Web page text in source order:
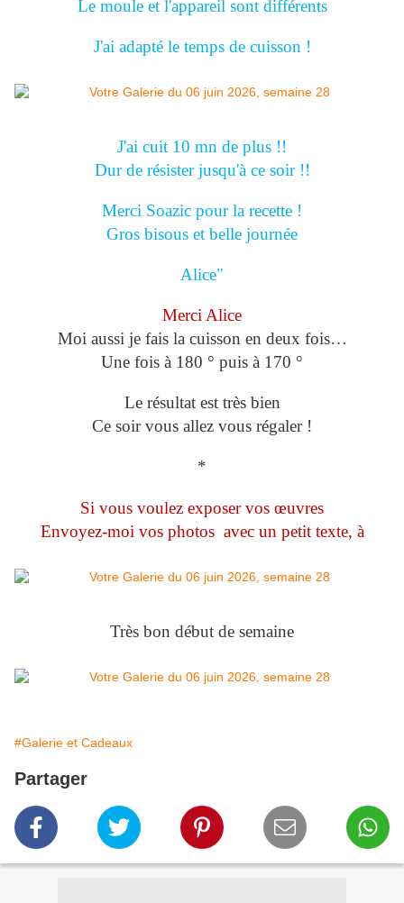
Le moule et l'appareil sont différents
J'ai adapté le temps de cuisson !
J'ai cuit 10 mn de plus !!
Dur de résister jusqu'à ce soir !!
Merci Soazic pour la recette !
Gros bisous et belle journée
Alice"
Merci Alice
Moi aussi je fais la cuisson en deux fois…
Une fois à 180 ° puis à 170 °
Le résultat est très bien
Ce soir vous allez vous régaler !
*
Si vous voulez exposer vos œuvres
Envoyez-moi vos photos avec un petit texte, à
Très bon début de semaine
#Galerie et Cadeaux
Partager